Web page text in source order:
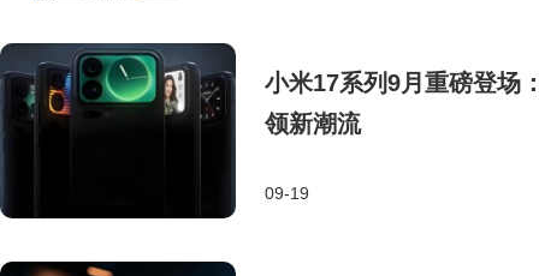
小米17系列9月重磅登场
领新潮流
09-19